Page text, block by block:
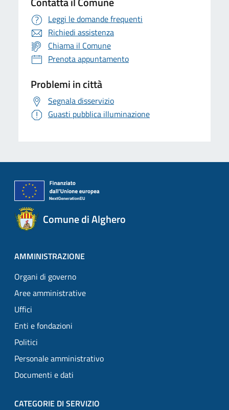
Leggi le domande frequenti
Richiedi assistenza
Chiama il Comune
Prenota appuntamento
Problemi in città
Segnala disservizio
Guasti pubblica illuminazione
Comune di Alghero
AMMINISTRAZIONE
Organi di governo
Aree amministrative
Uffici
Enti e fondazioni
Politici
Personale amministrativo
Documenti e dati
CATEGORIE DI SERVIZIO